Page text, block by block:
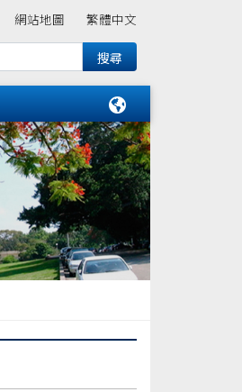
網站地圖 繁體中文